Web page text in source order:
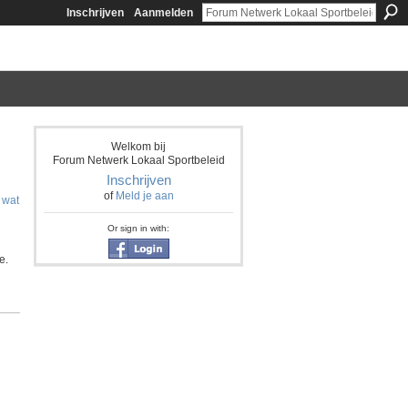
Inschrijven Aanmelden
Welkom bij
Forum Netwerk Lokaal Sportbeleid
Inschrijven
of Meld je aan
Or sign in with: